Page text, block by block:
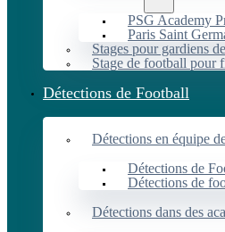
PSG Academy
Paris Saint
Stages pour gardiens
Stage de football pour
Détections de Football
Détections en équipe
Détections de
Détections de
Détections dans des